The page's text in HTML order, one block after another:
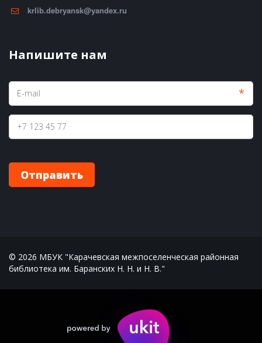
krlib.debryansk@yandex.ru
Напишите нам
*
Отправить
© 2026 МБУК "Карачевская межпоселенческая районная
библиотека им. Баранских Н. Н. и Н. В."